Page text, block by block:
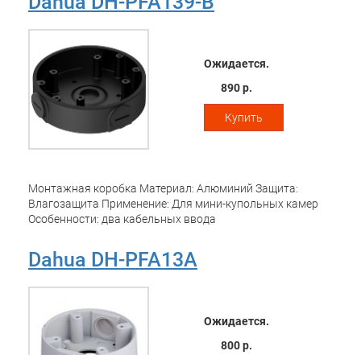
Монтажная коробка Материал: Алюминий Защита:
Влагозащита Применение: Для мини-купольных камер
Особенности: два кабельных ввода
Ожидается.
890 р.
Купить
Dahua DH-PFA13A
Ожидается.
800 р.